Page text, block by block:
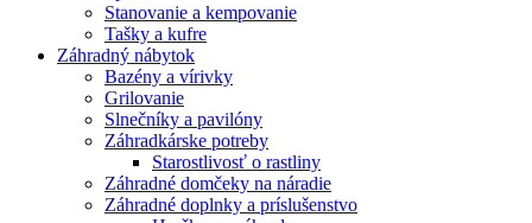
Stanovanie a kempovanie
Tašky a kufre
Záhradný nábytok
Bazény a vírivky
Grilovanie
Slnečníky a pavilóny
Záhradkárske potreby
Starostlivosť o rastliny
Záhradné domčeky na náradie
Záhradné doplnky a príslušenstvo